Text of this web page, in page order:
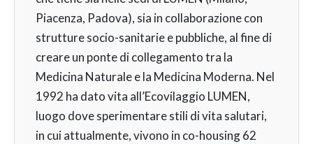
Piacenza, Padova), sia in collaborazione con
strutture socio-sanitarie e pubbliche, al fine di
creare un ponte di collegamento tra la
Medicina Naturale e la Medicina Moderna. Nel
1992 ha dato vita all’Ecovilaggio LUMEN,
luogo dove sperimentare stili di vita salutari,
in cui attualmente, vivono in co-housing 62